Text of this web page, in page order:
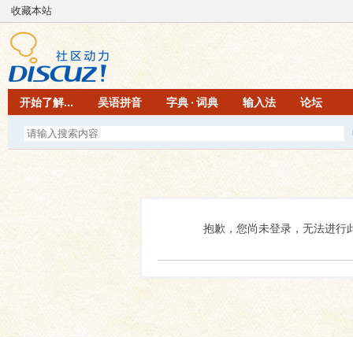
收藏本站
开始了解... 吴语拼音 字典 · 词典 输入法 论坛
抱歉，您尚未登录，无法进行